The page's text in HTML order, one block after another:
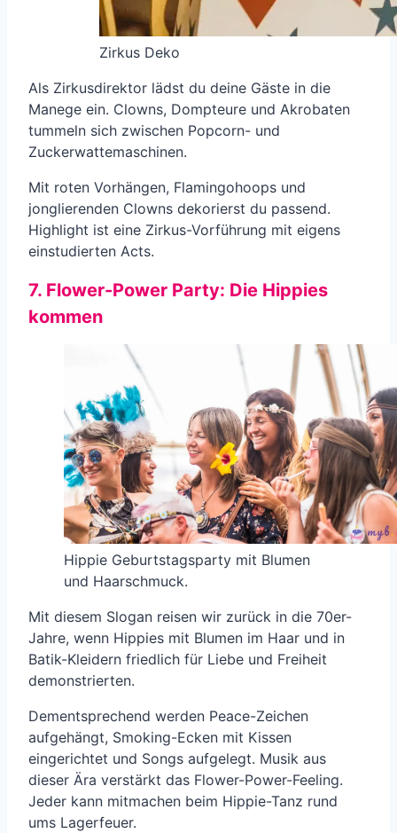
Zirkus Deko
Als Zirkusdirektor lädst du deine Gäste in die
Manege ein. Clowns, Dompteure und Akrobaten
tummeln sich zwischen Popcorn- und
Zuckerwattemaschinen.
Mit roten Vorhängen, Flamingohoops und
jonglierenden Clowns dekorierst du passend.
Highlight ist eine Zirkus-Vorführung mit eigens
einstudierten Acts.
7. Flower-Power Party: Die Hippies
kommen
Hippie Geburtstagsparty mit Blumen
und Haarschmuck.
Mit diesem Slogan reisen wir zurück in die 70er-
Jahre, wenn Hippies mit Blumen im Haar und in
Batik-Kleidern friedlich für Liebe und Freiheit
demonstrierten.
Dementsprechend werden Peace-Zeichen
aufgehängt, Smoking-Ecken mit Kissen
eingerichtet und Songs aufgelegt. Musik aus
dieser Ära verstärkt das Flower-Power-Feeling.
Jeder kann mitmachen beim Hippie-Tanz rund
ums Lagerfeuer.